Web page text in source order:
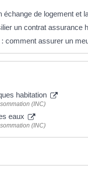
de logement et
un contrat assurance
comment assurer un
habitation
(INC)
eaux
(INC)